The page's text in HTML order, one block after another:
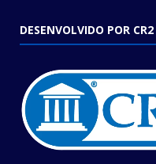
DESENVOLVIDO POR CR2